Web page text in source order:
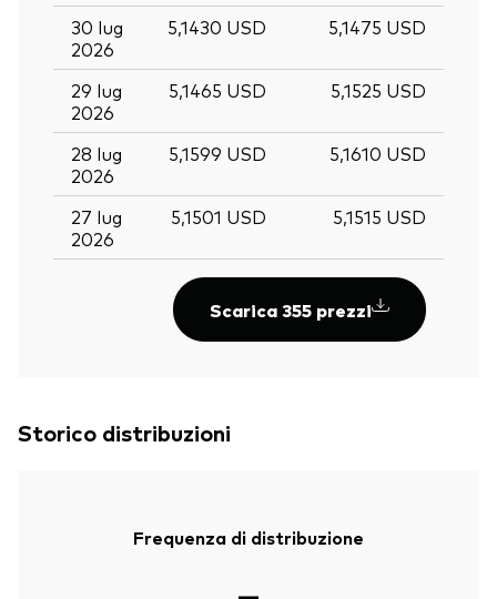
30 lug
2026
5,1430 USD 5,1475 USD
29 lug
2026
5,1465 USD 5,1525 USD
28 lug
2026
5,1599 USD 5,1610 USD
27 lug
2026
5,1501 USD 5,1515 USD
Scarica 355 prezzi
Storico distribuzioni
Frequenza di distribuzione